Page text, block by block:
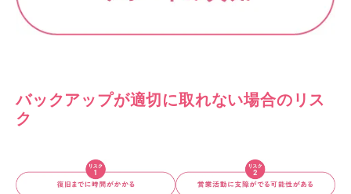
バックアップが適切に取れない場合のリス
ク